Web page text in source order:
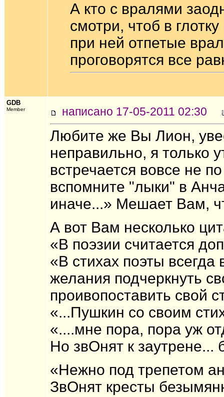
А кто с вралями
смотри, чтоб в
при ней отпетые
проговорятся все
GDB
Member написано 17-05-2011 02:30
Любите же Вы Лион,
неправильно, я только
встречается вовсе не
вспомните "лыки" в
иначе...» Мешает Вам,
А вот Вам несколько
«В поэзии считается
«В стихах поэты
желания подчеркнуть
проивопоставить свой
«...Пушкин со своим
«....мне пора, пора уж
Но звОнят к заутрене...
«Нежно под трепетом
ЗвОнят кресты